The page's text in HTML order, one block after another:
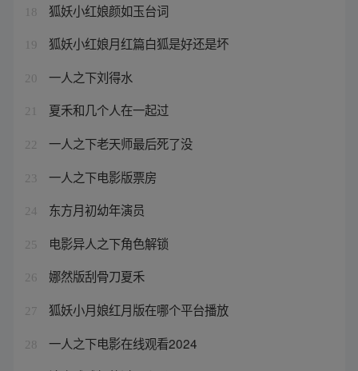
18 狐妖小红娘颜如玉台词
19 狐妖小红娘月红篇白狐是好还是坏
20 一人之下刘得水
21 夏禾和几个人在一起过
22 一人之下老天师最后死了没
23 一人之下电影版票房
24 东方月初幼年演员
25 电影异人之下角色解锁
26 娜然版刮骨刀夏禾
27 狐妖小月娘红月版在哪个平台播放
28 一人之下电影在线观看2024